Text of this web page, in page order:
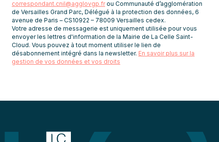
correspondant.cnil@agglovgp.frou Communauté d’agglomération
de Versailles Grand Parc, Délégué à la protection des données, 6
avenue de Paris – CS10922 – 78009 Versailles cedex.
Votre adresse de messagerie est uniquement utilisée pour vous
envoyer les lettres d'information de la Mairie de La Celle Saint-
Cloud. Vous pouvez à tout moment utiliser le lien de
désabonnement intégré dans la newsletter. En savoir plus sur la
gestion de vos données et vos droits